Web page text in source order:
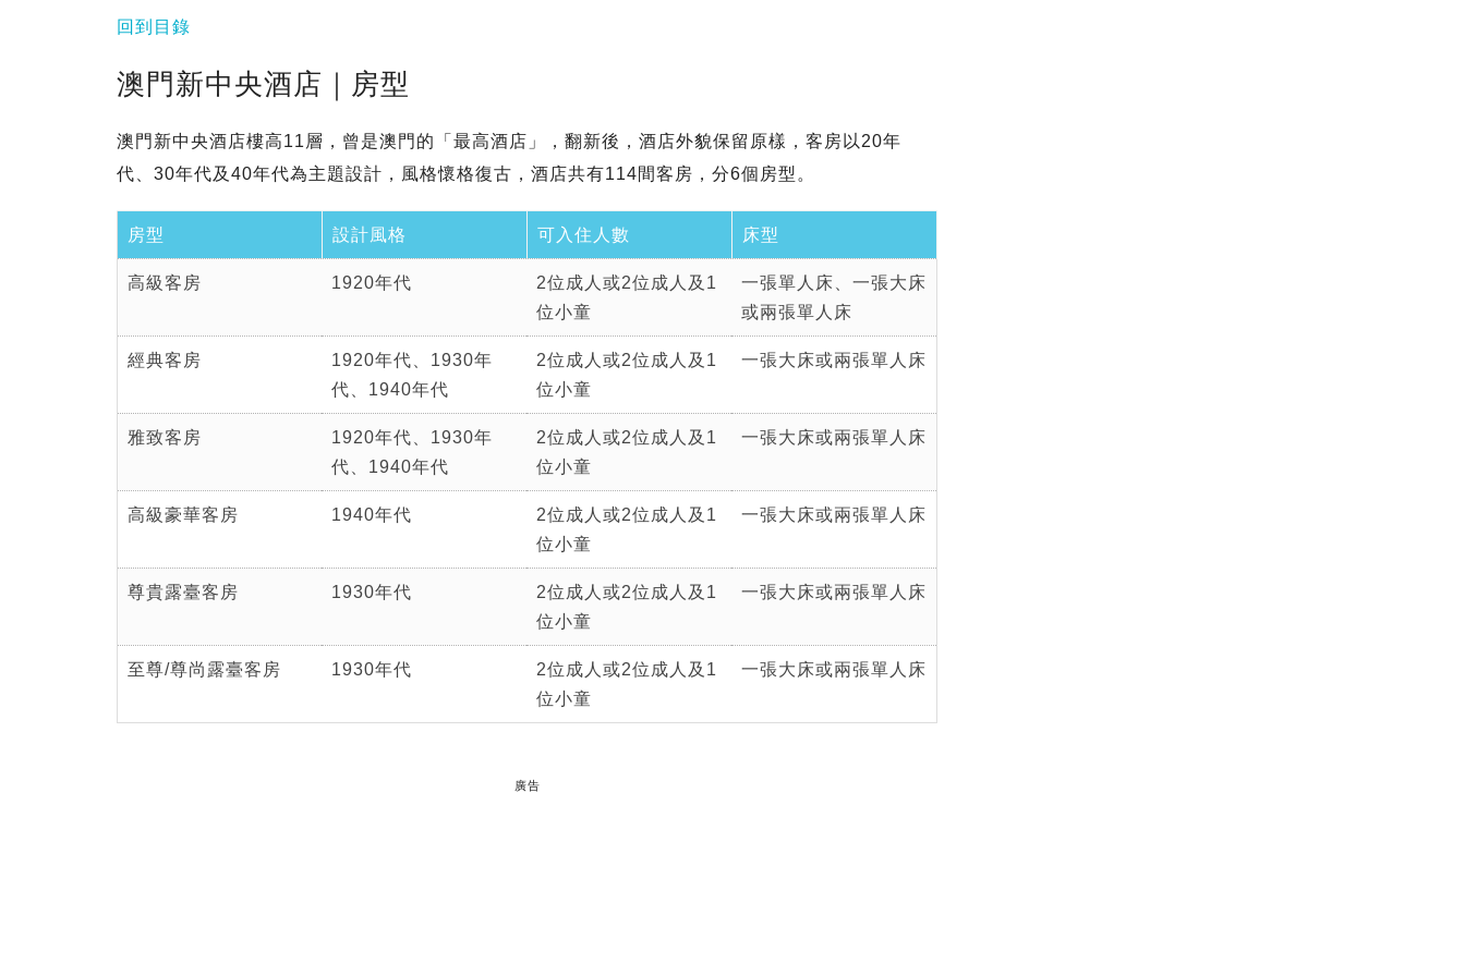
回到目錄
澳門新中央酒店｜房型
澳門新中央酒店樓高11層，曾是澳門的「最高酒店」，翻新後，酒店外貌保留原樣，客房以20年
代、30年代及40年代為主題設計，風格懷格復古，酒店共有114間客房，分6個房型。
房型 設計風格 可入住人數 床型
高級客房 1920年代
2位成人或2位成人及1
位小童
一張單人床、一張大床
或兩張單人床
經典客房
1920年代、1930年
代、1940年代
2位成人或2位成人及1
位小童
一張大床或兩張單人床
雅致客房
1920年代、1930年
代、1940年代
2位成人或2位成人及1
位小童
一張大床或兩張單人床
高級豪華客房 1940年代
2位成人或2位成人及1
位小童
一張大床或兩張單人床
尊貴露臺客房 1930年代
2位成人或2位成人及1
位小童
一張大床或兩張單人床
至尊/尊尚露臺客房 1930年代
2位成人或2位成人及1
位小童
一張大床或兩張單人床
廣告